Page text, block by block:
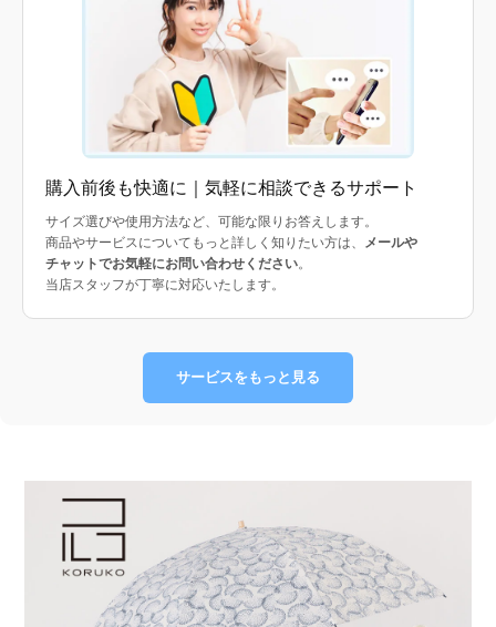
購入前後も快適に｜気軽に相談できるサポート
サイズ選びや使用方法など、可能な限りお答えします。
商品やサービスについてもっと詳しく知りたい方は、
メールや
チャットでお気軽にお問い合わせください。
当店スタッフが丁寧に対応いたします。
サービスをもっと見る